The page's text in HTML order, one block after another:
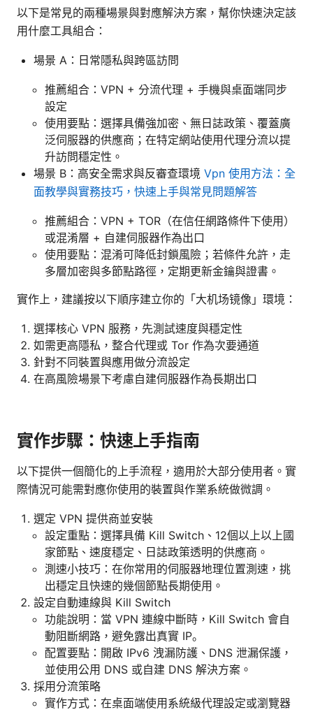
以下是常見的兩種場景與對應解決方案，幫你快速決定該
用什麼工具組合：
場景 A：日常隱私與跨區訪問
推薦組合：VPN + 分流代理 + 手機與桌面端同步
設定
使用要點：選擇具備強加密、無日誌政策、覆蓋廣
泛伺服器的供應商；在特定網站使用代理分流以提
升訪問穩定性。
場景 B：高安全需求與反審查環境 Vpn 使用方法：全
面教學與實務技巧，快速上手與常見問題解答
推薦組合：VPN + TOR（在信任網路條件下使用）
或混淆層 + 自建伺服器作為出口
使用要點：混淆可降低封鎖風險；若條件允許，走
多層加密與多節點路徑，定期更新金鑰與證書。
實作上，建議按以下順序建立你的「大机场镜像」環境：
選擇核心 VPN 服務，先測試速度與穩定性
如需更高隱私，整合代理或 Tor 作為次要通道
針對不同裝置與應用做分流設定
在高風險場景下考慮自建伺服器作為長期出口
實作步驟：快速上手指南
以下提供一個簡化的上手流程，適用於大部分使用者。實
際情況可能需對應你使用的裝置與作業系統做微調。
選定 VPN 提供商並安裝
設定重點：選擇具備 Kill Switch、12個以上以上國
家節點、速度穩定、日誌政策透明的供應商。
測速小技巧：在你常用的伺服器地理位置測速，挑
出穩定且快速的幾個節點長期使用。
設定自動連線與 Kill Switch
功能說明：當 VPN 連線中斷時，Kill Switch 會自
動阻斷網路，避免露出真實 IP。
配置要點：開啟 IPv6 洩漏防護、DNS 泄漏保護，
並使用公用 DNS 或自建 DNS 解決方案。
採用分流策略
實作方式：在桌面端使用系統級代理設定或瀏覽器